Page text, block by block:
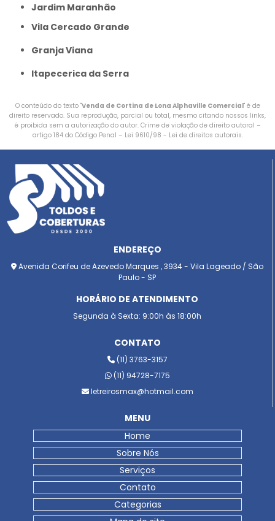
Jardim Maranhão
Vila Cercado Grande
Granja Viana
Itapecerica da Serra
O conteúdo do texto "Venda de Cortina de Lona Alphaville Comercial" é de
direito reservado. Sua reprodução, parcial ou total, mesmo citando nossos links,
é proibida sem a autorização do autor. Crime de violação de direito autoral –
artigo 184 do Código Penal – Lei 9610/98 - Lei de direitos autorais.
ENDEREÇO
Avenida Corifeu de Azevedo Marques , 3934 - Vila Lageado / São
Paulo - SP
HORÁRIO DE ATENDIMENTO
Segunda à Sexta: 9:00h às 18:00h
CONTATO
(11) 3763-3157
(11) 94728-7175
letreirosmax@hotmail.com
MENU
Home
Sobre Nós
Serviços
Contato
Categorias